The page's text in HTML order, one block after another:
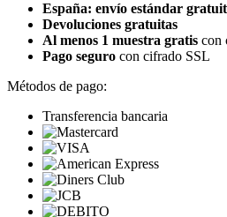
España: envío estándar
Devoluciones gratuitas
Al menos 1 muestra gratis con
Pago seguro con cifrado SSL
Métodos de pago:
Transferencia bancaria